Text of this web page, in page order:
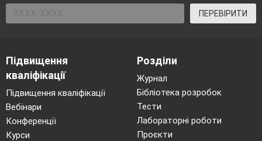
ПЕРЕВІРИТИ
Підвищення
кваліфікації
Підвищення кваліфікації
Вебінари
Конференції
Курси
Розділи
Журнал
Бібліотека розробок
Тести
Лабораторні роботи
Проєкти